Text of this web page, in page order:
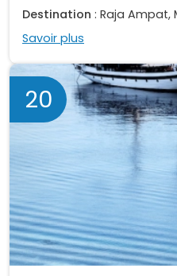
Destination : Raja Ampat,
Savoir plus
20